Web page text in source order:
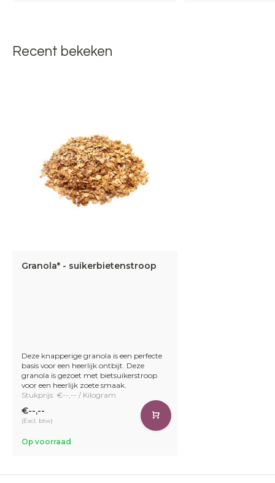
Recent bekeken
Granola* - suikerbietenstroop
Deze knapperige granola is een perfecte
basis voor een heerlijk ontbijt. Deze
granola is gezoet met bietsuikerstroop
voor een heerlijk zoete smaak.
Stukprijs: €--,-- / Kilogram
€--,--
(Excl. btw)
Op voorraad